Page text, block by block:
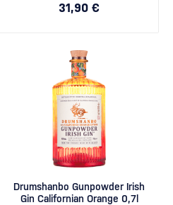
31,90 €
Drumshanbo Gunpowder Irish
Gin Californian Orange 0,7l